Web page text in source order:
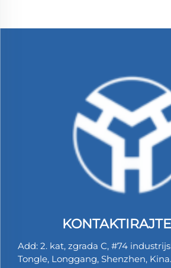
Add: 2. kat, zgrada C, #74
Tongle, Longgang, Shenzhen, Kina.